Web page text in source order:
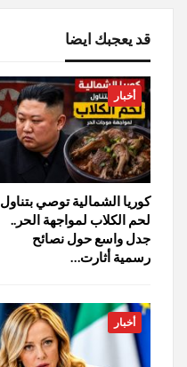
قد يعجبك ايضا
أخبار
كوريا الشمالية توصي بتناول
لحم الكلاب لمواجهة الحر..
جدل واسع حول نصائح
رسمية أثارت…
أخبار